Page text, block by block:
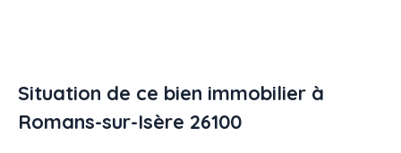
Situation de ce bien immobilier à
Romans-sur-Isère 26100